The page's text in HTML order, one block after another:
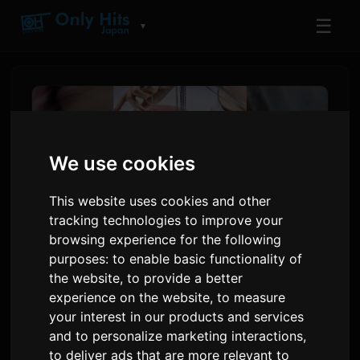
We use cookies
This website uses cookies and other
tracking technologies to improve your
browsing experience for the following
purposes:to enable basic functionality of
the website,to provide a better
experience on the website,to measure
your interest in our products and services
and to personalize marketing interactions,
to deliver ads that are more relevant to
▼ ☰
শিহোরির নতুন গান 'হোয়েন আই ডিসাইডেড
নট টু ডাই', ব্যক্তিগত সংগ্রাম থেকে জন্ম
দ্বারাSam ১ জুন ২০২৬
ইংরেজি থেকে অনুবাদিত